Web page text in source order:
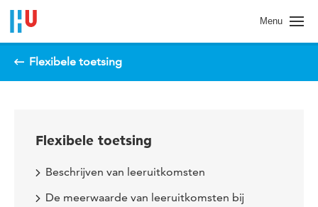
Spring naar pagina inhoud
Menu
Flexibele toetsing
Flexibele toetsing
Beschrijven van leeruitkomsten
De meerwaarde van leeruitkomsten bij